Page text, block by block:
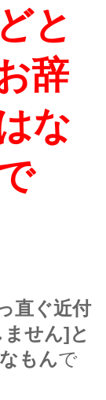
と
辞
な
直ぐ近付
せん]と
もんで